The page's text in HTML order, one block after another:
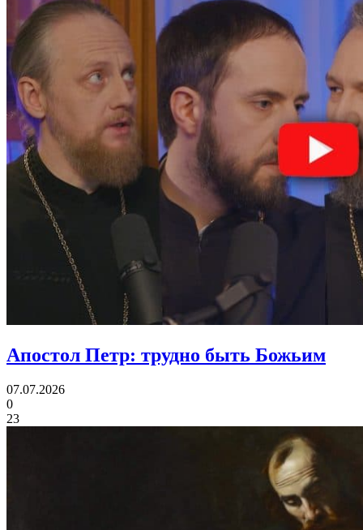
Апостол Петр: трудно быть Божьим
07.07.2026
0
23